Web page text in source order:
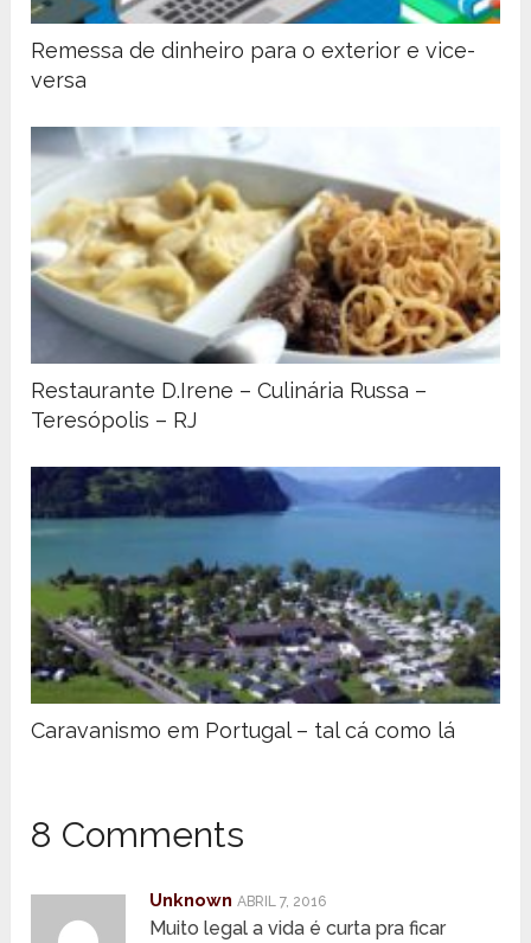
Remessa de dinheiro para o exterior e vice-
versa
Restaurante D.Irene – Culinária Russa –
Teresópolis – RJ
Caravanismo em Portugal – tal cá como lá
8 Comments
Unknown ABRIL 7, 2016
Muito legal a vida é curta pra ficar